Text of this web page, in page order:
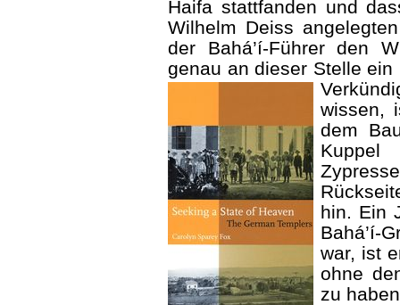
Haifa stattfanden und
Wilhelm Deiss
der Bahá’í-Führer den
genau an dieser Stelle
wissen,
dem
hin. Ein
Bahá’í-
war, ist
ohne
zu